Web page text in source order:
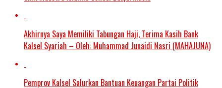
Akhirnya Saya Memiliki Tabungan Haji, Terima Kasih Bank
Kalsel Syariah – Oleh: Muhammad Junaidi Nasri (MAHAJUNA)
Pemprov Kalsel Salurkan Bantuan Keuangan Partai Politik